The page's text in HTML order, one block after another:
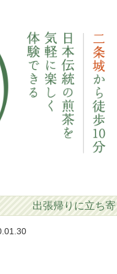
出張帰りに立ち